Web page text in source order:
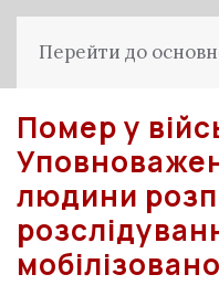
Перейти до
Помер у
людини